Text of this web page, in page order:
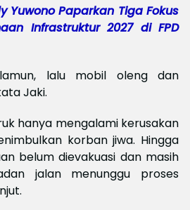
Yuwono Paparkan Tiga Fokus
Infrastruktur 2027 di FPD
lalu mobil oleng dan
Jaki.
hanya mengalami kerusakan
korban jiwa. Hingga
belum dievakuasi dan masih
jalan menunggu proses